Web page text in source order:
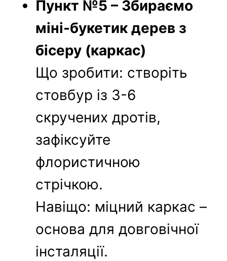
Пункт №5 – Збираємо
міні-букетик дерев з
бісеру (каркас)
Що зробити: створіть
стовбур із 3-6
скручених дротів,
зафіксуйте
флористичною
стрічкою.
Навіщо: міцний каркас –
основа для довговічної
інсталяції.